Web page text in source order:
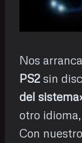
Nos
PS2 sin
del
otro
Con